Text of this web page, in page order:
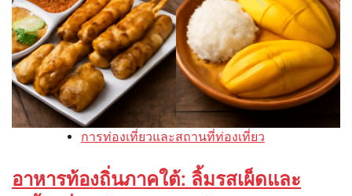
การท่องเที่ยวและสถานที่ท่องเที่ยว
อาหารท้องถิ่นภาคใต้: ลิ้มรสเผ็ดและ